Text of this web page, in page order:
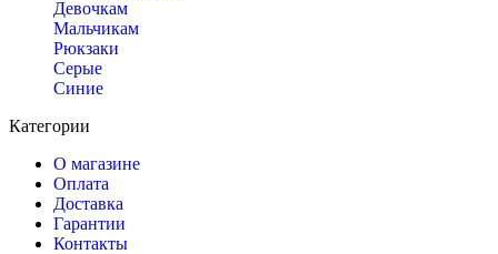
Девочкам
Мальчикам
Рюкзаки
Серые
Синие
Категории
О магазине
Оплата
Доставка
Гарантии
Контакты